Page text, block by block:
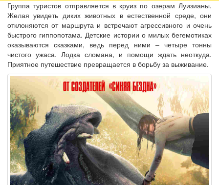
Группа туристов отправляется в круиз по озерам Луизианы.
Желая увидеть диких животных в естественной среде, они
отклоняются от маршрута и встречают агрессивного и очень
быстрого гиппопотама. Детские истории о милых бегемотиках
оказываются сказками, ведь перед ними – четыре тонны
чистого ужаса. Лодка сломана, и помощи ждать неоткуда.
Приятное путешествие превращается в борьбу за выживание.